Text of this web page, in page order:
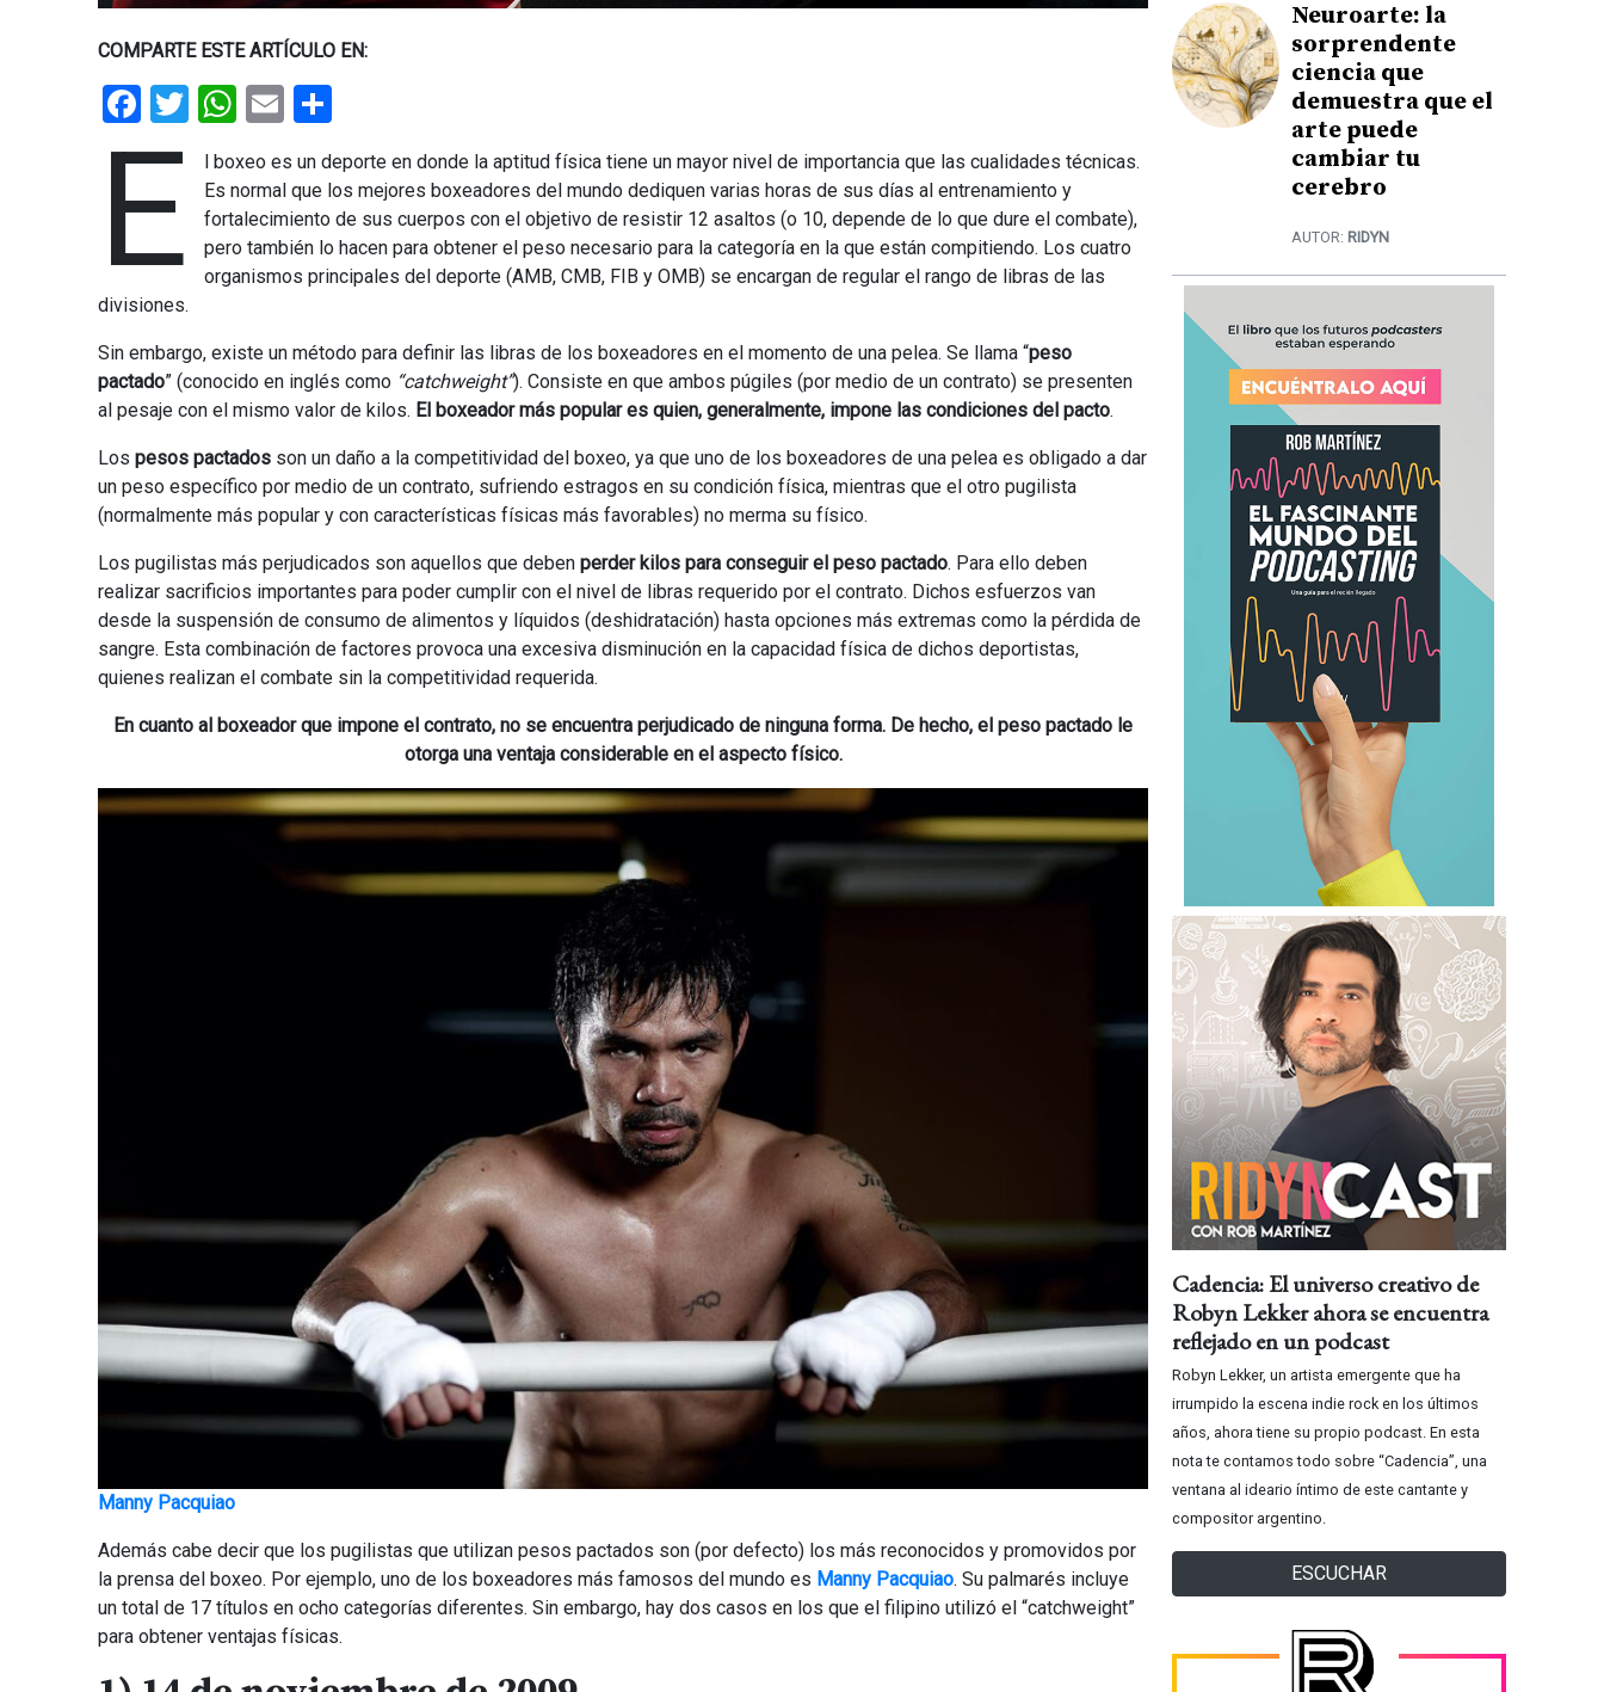
COMPARTE ESTE ARTÍCULO EN:
Facebook
TwitterWhatsApp
Email
E
l boxeo es un deporte en donde la aptitud física tiene un mayor nivel de importancia que las cualidades técnicas.
Es normal que los mejores boxeadores del mundo dediquen varias horas de sus días al entrenamiento y
fortalecimiento de sus cuerpos con el objetivo de resistir 12 asaltos (o 10, depende de lo que dure el combate),
pero también lo hacen para obtener el peso necesario para la categoría en la que están compitiendo. Los cuatro
organismos principales del deporte (AMB, CMB, FIB y OMB) se encargan de regular el rango de libras de las
divisiones.
Sin embargo, existe un método para definir las libras de los boxeadores en el momento de una pelea. Se llama “peso
pactado” (conocido en inglés como “catchweight”). Consiste en que ambos púgiles (por medio de un contrato) se presenten
al pesaje con el mismo valor de kilos. El boxeador más popular es quien, generalmente, impone las condiciones del pacto.
Los pesos pactados son un daño a la competitividad del boxeo, ya que uno de los boxeadores de una pelea es obligado a dar
un peso específico por medio de un contrato, sufriendo estragos en su condición física, mientras que el otro pugilista
(normalmente más popular y con características físicas más favorables) no merma su físico.
Los pugilistas más perjudicados son aquellos que deben perder kilos para conseguir el peso pactado. Para ello deben
realizar sacrificios importantes para poder cumplir con el nivel de libras requerido por el contrato. Dichos esfuerzos van
desde la suspensión de consumo de alimentos y líquidos (deshidratación) hasta opciones más extremas como la pérdida de
sangre. Esta combinación de factores provoca una excesiva disminución en la capacidad física de dichos deportistas,
quienes realizan el combate sin la competitividad requerida.
En cuanto al boxeador que impone el contrato, no se encuentra perjudicado de ninguna forma. De hecho, el peso pactado le
otorga una ventaja considerable en el aspecto físico.
Manny Pacquiao
Además cabe decir que los pugilistas que utilizan pesos pactados son (por defecto) los más reconocidos y promovidos por
la prensa del boxeo. Por ejemplo, uno de los boxeadores más famosos del mundo es Manny Pacquiao. Su palmarés incluye
un total de 17 títulos en ocho categorías diferentes. Sin embargo, hay dos casos en los que el filipino utilizó el “catchweight”
para obtener ventajas físicas.
Neuroarte: la
sorprendente
ciencia que
demuestra que el
arte puede
cambiar tu
cerebro
AUTOR: RIDYN
Cadencia: El universo creativo de
Robyn Lekker ahora se encuentra
reflejado en un podcast
Robyn Lekker, un artista emergente que ha
irrumpido la escena indie rock en los últimos
años, ahora tiene su propio podcast. En esta
nota te contamos todo sobre “Cadencia”, una
ventana al ideario íntimo de este cantante y
compositor argentino.
ESCUCHAR